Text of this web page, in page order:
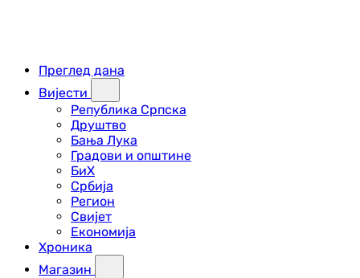
Преглед дана
Вијести
Република Српска
Друштво
Бања Лука
Градови и општине
БиХ
Србија
Регион
Свијет
Економија
Хроника
Магазин